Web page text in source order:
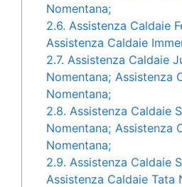
Nomentana;
2.6. Assistenza Caldaie
Assistenza Caldaie
2.7. Assistenza Caldaie
Nomentana; Assistenza
Nomentana;
2.8. Assistenza Caldaie
Nomentana; Assistenza
Nomentana;
2.9. Assistenza Caldaie
Assistenza Caldaie Tata